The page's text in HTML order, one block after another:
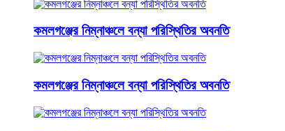
কমলগঞ্জের নিম্নাঞ্চলে বন্যা পরিস্থিতির অবনতি
কমলগঞ্জের নিম্নাঞ্চলে বন্যা পরিস্থিতির অবনতি